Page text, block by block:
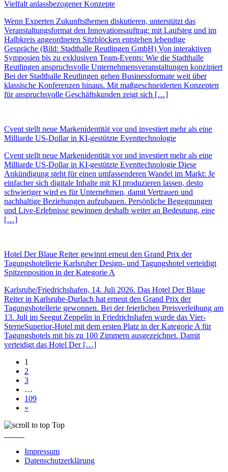
Vielfalt anlassbezogener Konzepte
Wenn Experten Zukunftsthemen diskutieren, unterstützt das
Veranstaltungsformat den Innovationsauftrag: mit Laufsteg und im
Halbkreis angeordneten Sitzblöcken entstehen lebendige
Gespräche (Bild: Stadthalle Reutlingen GmbH) Von interaktiven
Symposien bis zu exklusiven Team-Events: Wie die Stadthalle
Reutlingen anspruchsvolle Unternehmensveranstaltungen konzipiert
Bei der Stadthalle Reutlingen gehen Businessformate weit über
klassische Konferenzen hinaus. Mit maßgeschneiderten Konzepten
für anspruchsvolle Geschäftskunden zeigt sich […]
Cvent stellt neue Markenidentität vor und investiert mehr als eine
Milliarde US-Dollar in KI-gestützte Eventtechnologie
Cvent stellt neue Markenidentität vor und investiert mehr als eine
Milliarde US-Dollar in KI-gestützte Eventtechnologie Diese
Ankündigung steht für einen umfassenderen Wandel im Markt: Je
einfacher sich digitale Inhalte mit KI produzieren lassen, desto
schwieriger wird es für Unternehmen, damit Vertrauen und
nachhaltige Beziehungen aufzubauen. Persönliche Begegnungen
und Live-Erlebnisse gewinnen deshalb weiter an Bedeutung, eine
[…]
Hotel Der Blaue Reiter gewinnt erneut den Grand Prix der
Tagungshotellerie Karlsruher Design- und Tagungshotel verteidigt
Spitzenposition in der Kategorie A
Karlsruhe/Friedrichshafen, 14. Juli 2026. Das Hotel Der Blaue
Reiter in Karlsruhe-Durlach hat erneut den Grand Prix der
Tagungshotellerie gewonnen. Bei der feierlichen Preisverleihung am
13. Juli im Seegut Zeppelin in Friedrichshafen wurde das Vier-
SterneSuperior-Hotel mit dem ersten Platz in der Kategorie A für
Tagungshotels mit bis zu 100 Zimmern ausgezeichnet. Damit
verteidigt das Hotel Der […]
1
2
3
…
109
»
Top
Impressum
Datenschutzerklärung